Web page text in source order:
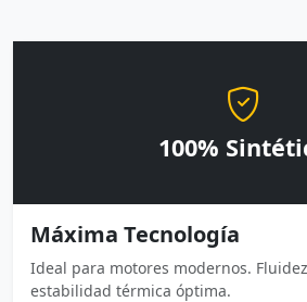
100%
Máxima Tecnología
Ideal para motores modernos.
estabilidad térmica óptima.